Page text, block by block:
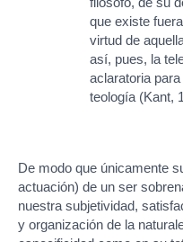
que existe
virtud de
así, pues, la
aclaratoria
teología (Kant,
De modo que únicamente
actuación) de un ser
nuestra subjetividad,
y organización de la